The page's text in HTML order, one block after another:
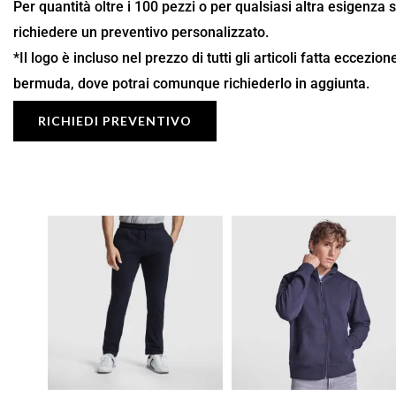
Per quantità oltre i 100 pezzi o per qualsiasi altra esigenza
richiedere un preventivo personalizzato.
*Il logo è incluso nel prezzo di tutti gli articoli fatta
bermuda, dove potrai comunque richiederlo in aggiunta.
RICHIEDI PREVENTIVO
Fascia
prezzo:
da
14,29 €
a
20,42 €
Fascia
di
prezzo:
17,49 €
24,99 €